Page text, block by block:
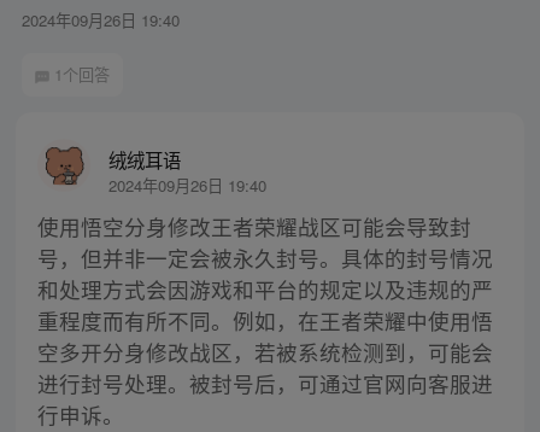
2024年09月26日 19:40
1个回答
绒绒耳语
2024年09月26日 19:40
使用悟空分身修改王者荣耀战区可能会导致封
号，但并非一定会被永久封号。具体的封号情况
和处理方式会因游戏和平台的规定以及违规的严
重程度而有所不同。例如，在王者荣耀中使用悟
空多开分身修改战区，若被系统检测到，可能会
进行封号处理。被封号后，可通过官网向客服进
行申诉。